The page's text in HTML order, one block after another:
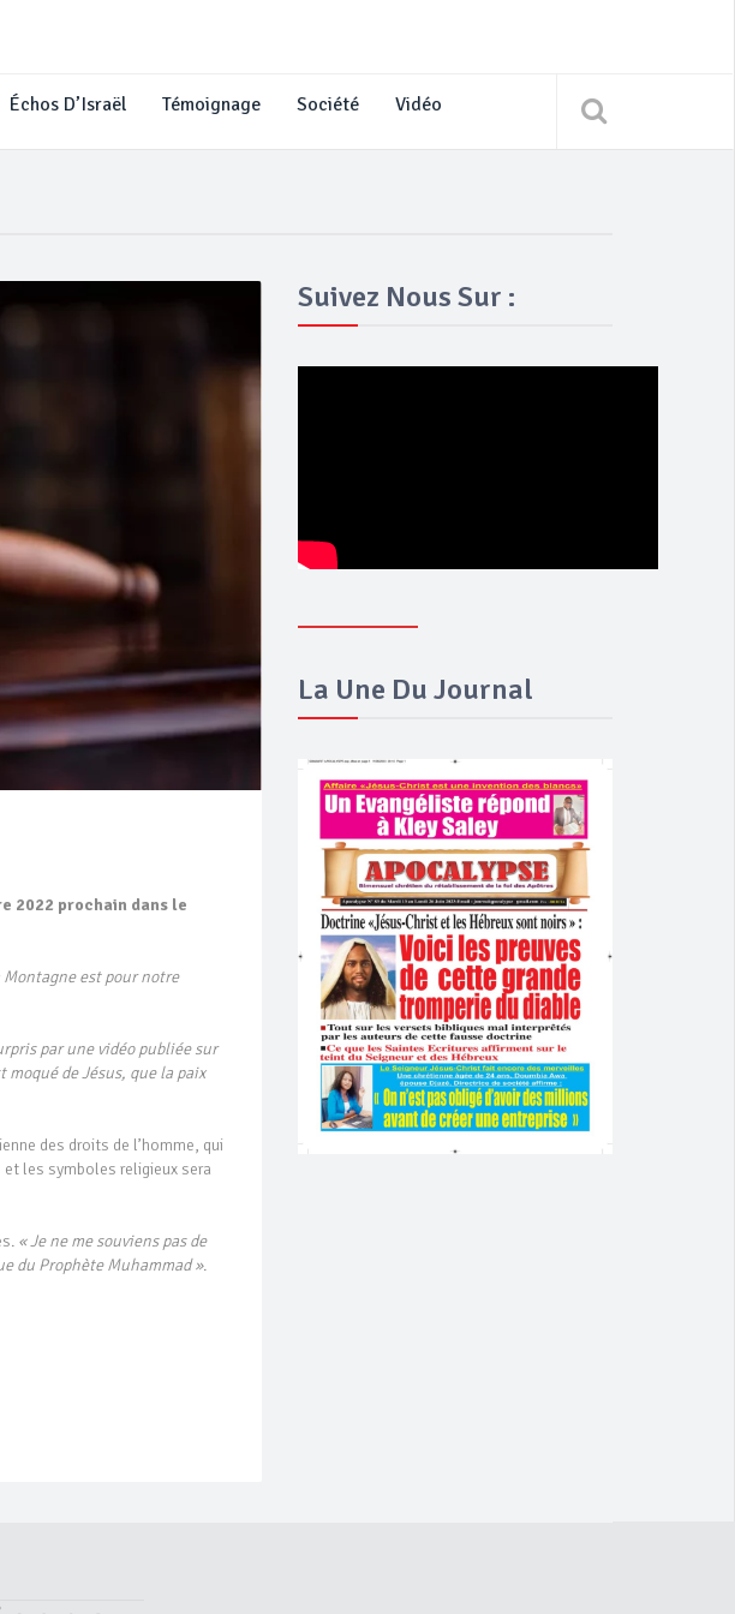
Échos D’Israël Témoignage Société Vidéo
2022 prochain dans le
Montagne est pour notre
par une vidéo publiée sur
de Jésus, que la paix
des droits de l’homme, qui
les symboles religieux sera
« Je ne me souviens pas de
du Prophète Muhammad ».
Suivez Nous Sur :
La Une Du Journal